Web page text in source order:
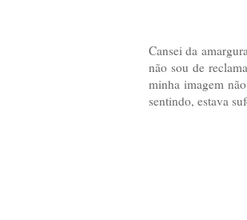
Cansei da
não sou de
minha imagem
sentindo, estava